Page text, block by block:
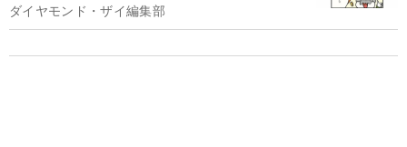
ダイヤモンド・ザイ編集部